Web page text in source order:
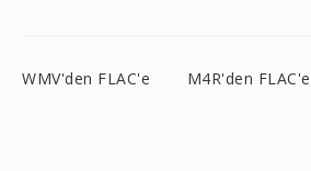
WMV'den FLAC'e M4R'den FLAC'e